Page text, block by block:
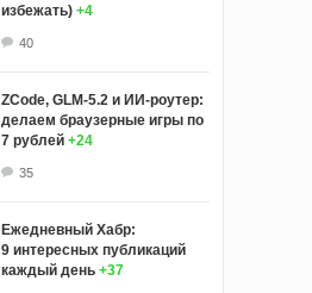
избежать) +4
40
ZCode, GLM-5.2 и ИИ-роутер:
делаем браузерные игры по
7 рублей +24
35
Ежедневный Хабр:
9 интересных публикаций
каждый день +37